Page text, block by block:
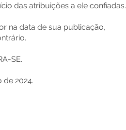
das atribuições a ele confiadas.
na data de sua publicação,
SE.
de 2024.